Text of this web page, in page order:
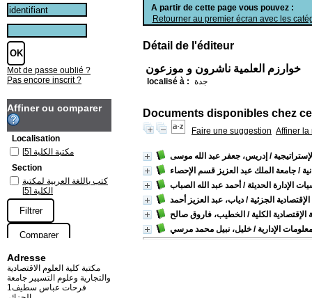
A partir de cette page vous pouvez :
Retourner au premier écran avec les
Détail de l'éditeur
خوارزم العلمية ناشرون و موزعون
localisé à : جدة
Documents disponibles chez
Faire une suggestion Affiner la
/ إدريس، جعفر عبد الله موسى
/ جامعة الملك عبد العزيز قسم الإحصاء
الإدارة الحديثة / أحمد عبد الله الصباب
الجزئية / دياب، عبد العزيز أحمد
الكلية / الخطيب، فاروق صالح
الإدارية / خليل، نبيل محمد مرسي
Mot de passe oublié ?
Pas encore inscrit ?
Affiner ou comparer
Localisation
مكتبة الكلية [5]
Section
كتب باللغة العربية لمكتبة
الكلية [5]
Adresse
مكتبة كلية العلوم الاقتصادية
والتجارية وعلوم التسيير جامعة
فرحات عباس سطيف1